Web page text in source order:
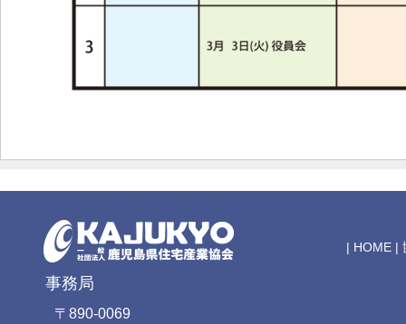
事務局
〒890-0069
| HOME |